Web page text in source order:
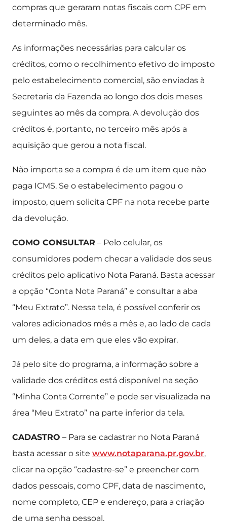
compras que geraram notas fiscais com CPF em
determinado mês.
As informações necessárias para calcular os
créditos, como o recolhimento efetivo do imposto
pelo estabelecimento comercial, são enviadas à
Secretaria da Fazenda ao longo dos dois meses
seguintes ao mês da compra. A devolução dos
créditos é, portanto, no terceiro mês após a
aquisição que gerou a nota fiscal.
Não importa se a compra é de um item que não
paga ICMS. Se o estabelecimento pagou o
imposto, quem solicita CPF na nota recebe parte
da devolução.
COMO CONSULTAR – Pelo celular, os
consumidores podem checar a validade dos seus
créditos pelo aplicativo Nota Paraná. Basta acessar
a opção “Conta Nota Paraná” e consultar a aba
“Meu Extrato”. Nessa tela, é possível conferir os
valores adicionados mês a mês e, ao lado de cada
um deles, a data em que eles vão expirar.
Já pelo site do programa, a informação sobre a
validade dos créditos está disponível na seção
“Minha Conta Corrente” e pode ser visualizada na
área “Meu Extrato” na parte inferior da tela.
CADASTRO – Para se cadastrar no Nota Paraná
basta acessar o site www.notaparana.pr.gov.br,
clicar na opção “cadastre-se” e preencher com
dados pessoais, como CPF, data de nascimento,
nome completo, CEP e endereço, para a criação
de uma senha pessoal.